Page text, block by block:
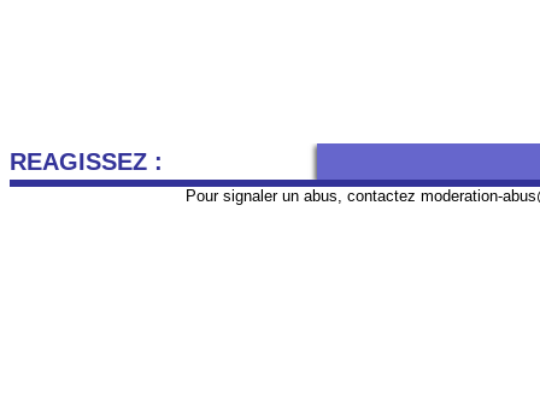
REAGISSEZ :
Pour signaler un abus, contactez moderation-